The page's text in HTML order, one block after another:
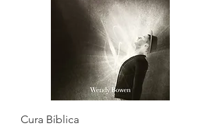
Cura Bíblica